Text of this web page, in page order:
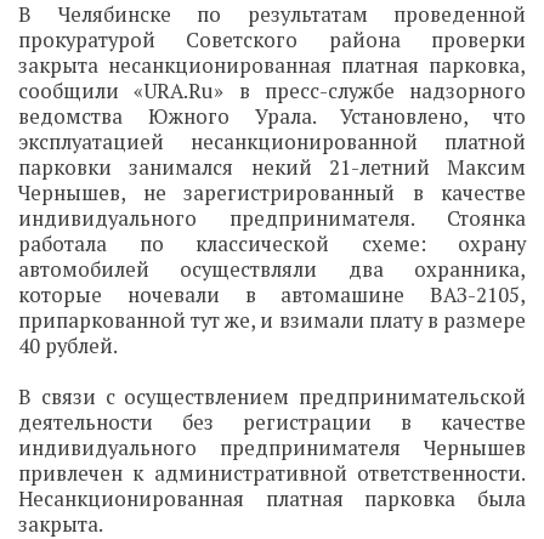
В Челябинске по результатам проведенной
прокуратурой Советского района проверки
закрыта несанкционированная платная парковка,
сообщили «URA.Ru» в пресс-службе надзорного
ведомства Южного Урала. Установлено, что
эксплуатацией несанкционированной платной
парковки занимался некий 21-летний Максим
Чернышев, не зарегистрированный в качестве
индивидуального предпринимателя. Стоянка
работала по классической схеме: охрану
автомобилей осуществляли два охранника,
которые ночевали в автомашине ВАЗ-2105,
припаркованной тут же, и взимали плату в размере
40 рублей.
В связи с осуществлением предпринимательской
деятельности без регистрации в качестве
индивидуального предпринимателя Чернышев
привлечен к административной ответственности.
Несанкционированная платная парковка была
закрыта.